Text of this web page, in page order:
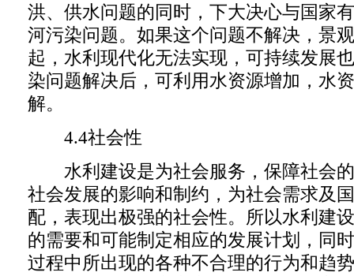
洪、供水问题的同时，下大决心与国家
河污染问题。如果这个问题不解决，景
起，水利现代化无法实现，可持续发展
染问题解决后，可利用水资源增加，水
解。
4.4社会性
水利建设是为社会服务，保障社会的
社会发展的影响和制约，为社会需求及
配，表现出极强的社会性。所以水利建
的需要和可能制定相应的发展计划，同
过程中所出现的各种不合理的行为和趋